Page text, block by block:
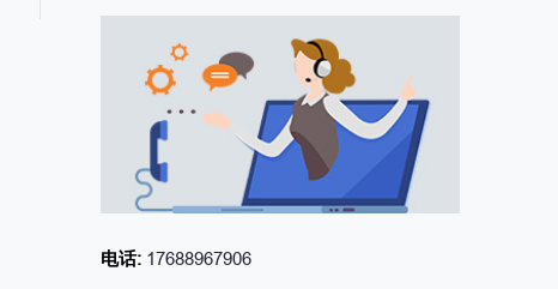
电话: 17688967906